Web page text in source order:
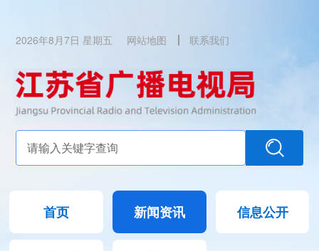
2026年8月7日 星期五 网站地图 联系我们
首页 新闻资讯 信息公开